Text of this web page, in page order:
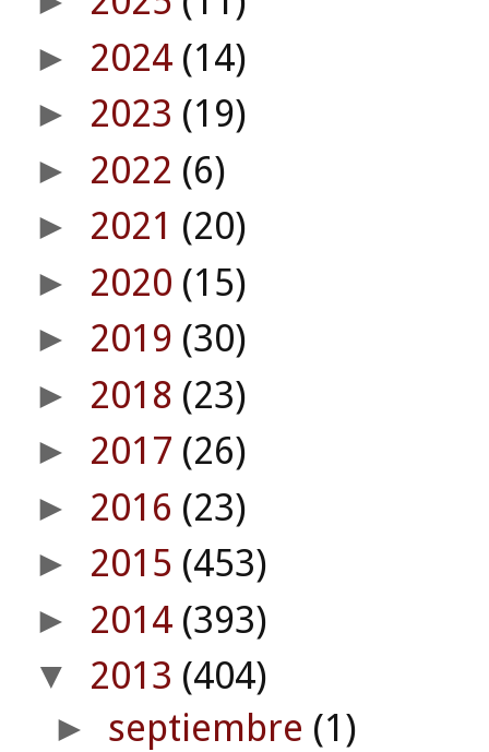
► 2024 (14)
► 2023 (19)
► 2022 (6)
► 2021 (20)
► 2020 (15)
► 2019 (30)
► 2018 (23)
► 2017 (26)
► 2016 (23)
► 2015 (453)
► 2014 (393)
▼ 2013 (404)
► septiembre (1)